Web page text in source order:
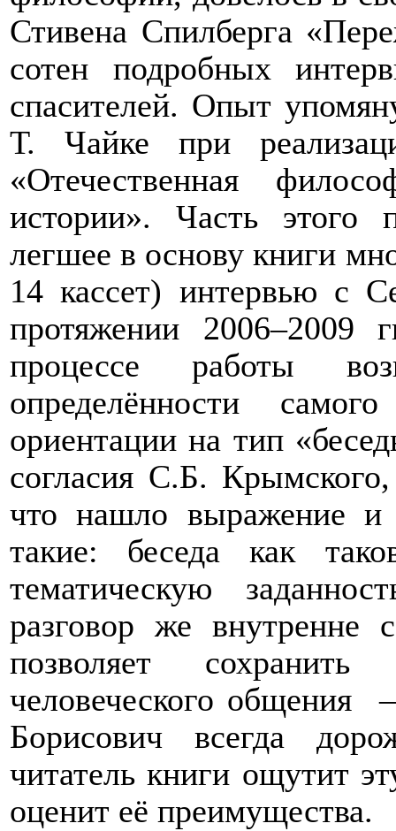
Стивена Спилберга
сотен подробных
спасителей. Опыт
Т. Чайке при
«Отечественная
истории». Часть этого
легшее в основу книги
14 кассет) интервью с
протяжении 2006–2009
процессе работы
определённости
ориентации на тип
согласия С.Б.
что нашло выражение и
такие: беседа как
тематическую
разговор же внутренне
позволяет сохранить
человеческого общения
Борисович всегда
читатель книги ощутит
оценит её преимущества.